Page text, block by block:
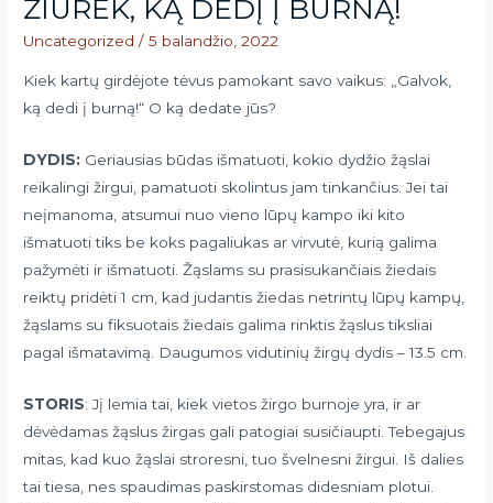
ŽIŪRĖK, KĄ DEDĮ Į BURNĄ!
Uncategorized /5 balandžio, 2022
Kiek kartų girdėjote tėvus pamokant savo vaikus: „Galvok,
ką dedi į burną!“ O ką dedate jūs?
DYDIS: Geriausias būdas išmatuoti, kokio dydžio žąslai
reikalingi žirgui, pamatuoti skolintus jam tinkančius. Jei tai
neįmanoma, atsumui nuo vieno lūpų kampo iki kito
išmatuoti tiks be koks pagaliukas ar virvutė, kurią galima
pažymėti ir išmatuoti. Žąslams su prasisukančiais žiedais
reiktų pridėti 1 cm, kad judantis žiedas netrintų lūpų kampų,
žąslams su fiksuotais žiedais galima rinktis žąslus tiksliai
pagal išmatavimą. Daugumos vidutinių žirgų dydis – 13.5 cm.
STORIS: Jį lemia tai, kiek vietos žirgo burnoje yra, ir ar
dėvėdamas žąslus žirgas gali patogiai susičiaupti. Tebegajus
mitas, kad kuo žąslai stroresni, tuo švelnesni žirgui. Iš dalies
tai tiesa, nes spaudimas paskirstomas didesniam plotui.